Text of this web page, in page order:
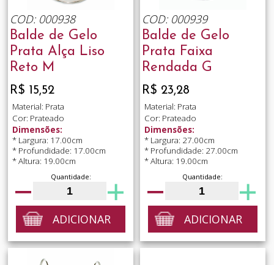
COD: 000938
Balde de Gelo
Prata Alça Liso
Reto M
R$ 15,52
Material: Prata
Cor: Prateado
Dimensões:
* Largura: 17.00cm
* Profundidade: 17.00cm
* Altura: 19.00cm
Quantidade:
ADICIONAR
COD: 000939
Balde de Gelo
Prata Faixa
Rendada G
R$ 23,28
Material: Prata
Cor: Prateado
Dimensões:
* Largura: 27.00cm
* Profundidade: 27.00cm
* Altura: 19.00cm
Quantidade:
ADICIONAR